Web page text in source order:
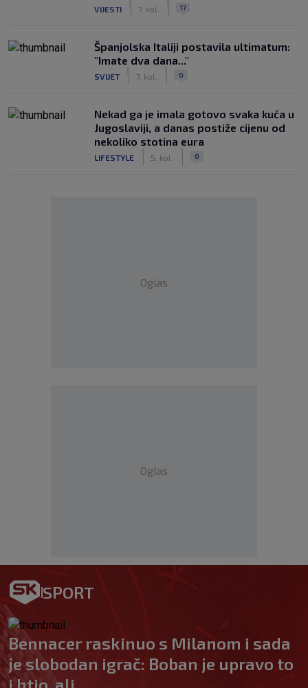
VIJESTI 7. kol. 17
Španjolska Italiji postavila ultimatum:
"Imate dva dana..."
SVIJET 7. kol. 0
Nekad ga je imala gotovo svaka kuća u
Jugoslaviji, a danas postiže cijenu od
nekoliko stotina eura
LIFESTYLE 5. kol. 0
Oglas
Oglas
SPORT
Bennacer raskinuo s Milanom i sada
je slobodan igrač: Boban je upravo to